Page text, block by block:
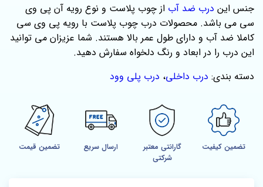
جنس این درب ضد آب از چوب پلاست و نوع رویه آن پی وی
سی می باشد. محصولات درب چوب پلاست با رویه پی وی سی
کاملا ضد آب و دارای طول عمر بالا هستند. شما عزیزان می توانید
این درب را در ابعاد و رنگ دلخواه سفارش دهید.
دسته بندی: درب داخلی، درب پلی وود
تضمین کیفیت
گارانتی معتبر
شرکتی
ارسال سریع تضمین قیمت